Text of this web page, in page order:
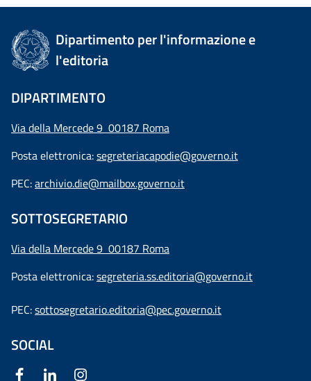
Dipartimento per l'informazione e
l'editoria
DIPARTIMENTO
Via della Mercede 9 00187 Roma
Posta elettronica:segreteriacapodie@governo.it
PEC:archivio.die@mailbox.governo.it
SOTTOSEGRETARIO
Via della Mercede 9 00187 Roma
Posta elettronica:segreteria.ss.editoria@governo.it
PEC:sottosegretario.editoria@pec.governo.it
SOCIAL